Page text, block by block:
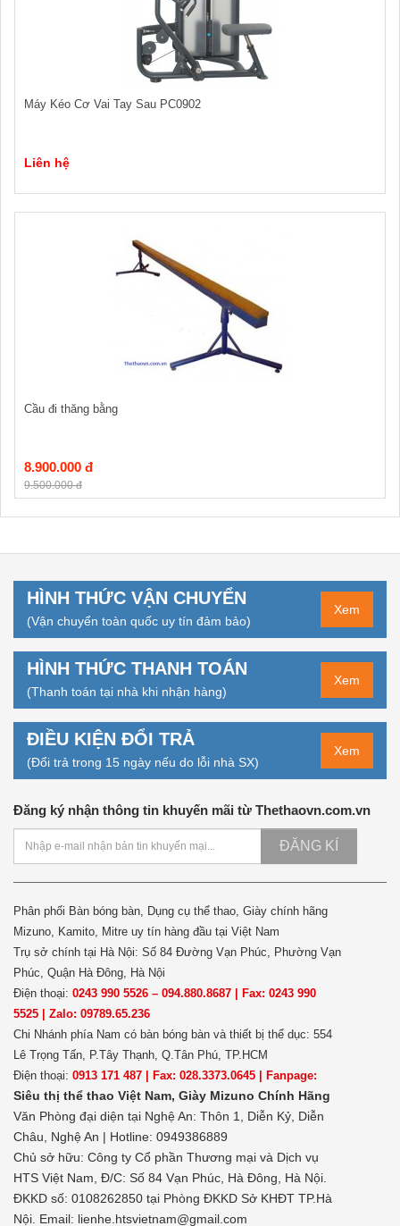
Máy Kéo Cơ Vai Tay Sau PC0902
Liên hệ
Cầu đi thăng bằng
8.900.000 đ
9.500.000 đ
HÌNH THỨC VẬN CHUYỂN
(Vận chuyển toàn quốc uy tín đảm bảo)
Xem
HÌNH THỨC THANH TOÁN
(Thanh toán tại nhà khi nhận hàng)
Xem
ĐIỀU KIỆN ĐỔI TRẢ
(Đổi trả trong 15 ngày nếu do lỗi nhà SX)
Xem
Đăng ký nhận thông tin khuyến mãi từ Thethaovn.com.vn
ĐĂNG KÍ
Phân phối Bàn bóng bàn, Dụng cụ thể thao, Giày chính hãng
Mizuno, Kamito, Mitre uy tín hàng đầu tại Việt Nam
Trụ sở chính tại Hà Nội: Số 84 Đường Vạn Phúc, Phường Vạn
Phúc, Quận Hà Đông, Hà Nội
Điện thoại: 0243 990 5526 – 094.880.8687 | Fax: 0243 990
5525 | Zalo: 09789.65.236
Chi Nhánh phía Nam có bàn bóng bàn và thiết bị thể dục: 554
Lê Trọng Tấn, P.Tây Thạnh, Q.Tân Phú, TP.HCM
Điện thoại: 0913 171 487 | Fax: 028.3373.0645 | Fanpage:
Siêu thị thể thao Việt Nam, Giày Mizuno Chính Hãng
Văn Phòng đại diện tại Nghệ An: Thôn 1, Diễn Kỷ, Diễn
Châu, Nghệ An | Hotline: 0949386889
Chủ sở hữu: Công ty Cổ phần Thương mại và Dịch vụ
HTS Việt Nam, Đ/C: Số 84 Vạn Phúc, Hà Đông, Hà Nội.
ĐKKD số: 0108262850 tại Phòng ĐKKD Sở KHĐT TP.Hà
Nội. Email: lienhe.htsvietnam@gmail.com